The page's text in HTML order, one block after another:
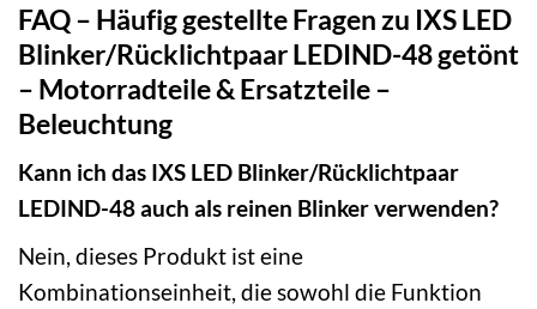
FAQ – Häufig gestellte Fragen zu IXS LED
Blinker/Rücklichtpaar LEDIND-48 getönt
– Motorradteile & Ersatzteile –
Beleuchtung
Kann ich das IXS LED Blinker/Rücklichtpaar
LEDIND-48 auch als reinen Blinker verwenden?
Nein, dieses Produkt ist eine
Kombinationseinheit, die sowohl die Funktion